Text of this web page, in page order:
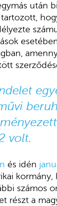
után
volt.
és idén
kormány,
számos
részt a